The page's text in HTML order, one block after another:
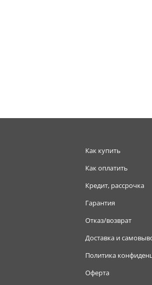
Как купить
Как оплатить
Кредит, рассрочка
Гарантия
Отказ/возврат
Доставка и
Политика
Оферта